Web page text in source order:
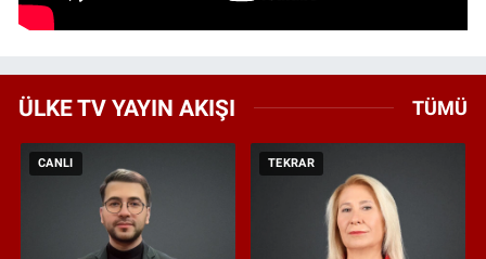
ÜLKE TV YAYIN AKIŞI TÜMÜ
CANLI TEKRAR